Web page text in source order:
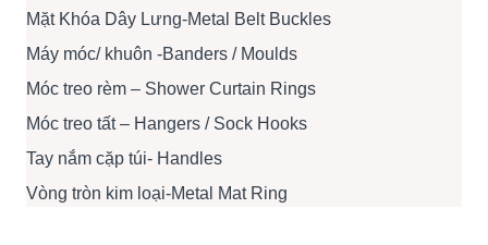
Mặt Khóa Dây Lưng-Metal Belt Buckles
Máy móc/ khuôn -Banders / Moulds
Móc treo rèm – Shower Curtain Rings
Móc treo tất – Hangers / Sock Hooks
Tay nắm cặp túi- Handles
Vòng tròn kim loại-Metal Mat Ring